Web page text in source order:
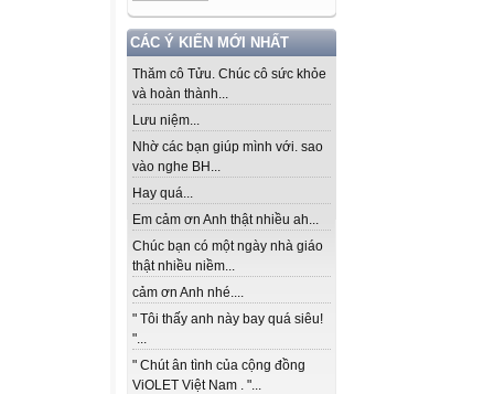
CÁC Ý KIẾN MỚI NHẤT
Thăm cô Tửu. Chúc cô sức khỏe
và hoàn thành...
Lưu niệm...
Nhờ các bạn giúp mình với. sao
vào nghe BH...
Hay quá...
Em cảm ơn Anh thật nhiều ah...
Chúc bạn có một ngày nhà giáo
thật nhiều niềm...
cảm ơn Anh nhé....
" Tôi thấy anh này bay quá siêu!
"...
" Chút ân tình của cộng đồng
ViOLET Việt Nam . "...